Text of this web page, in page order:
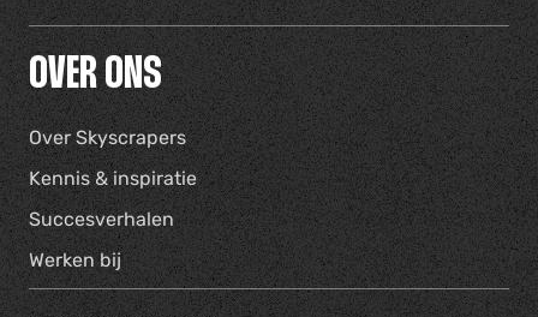
OVER ONS
Over Skyscrapers
Kennis & inspiratie
Succesverhalen
Werken bij